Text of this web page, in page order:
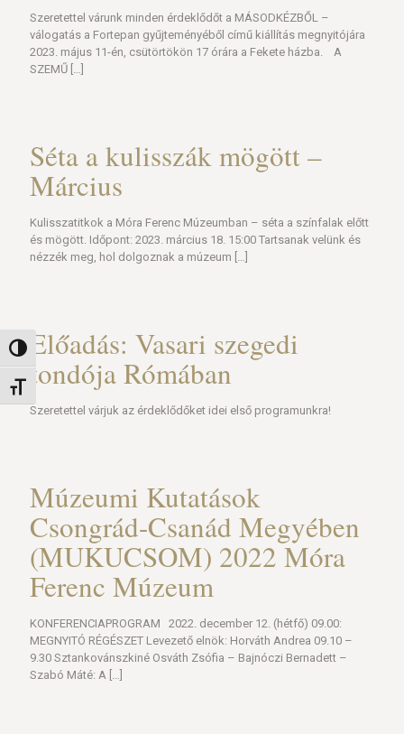
Nagy kontraszt váltása
Betűméret váltása
Szeretettel várunk minden érdeklődőt a MÁSODKÉZBŐL –
válogatás a Fortepan gyűjteményéből című kiállítás megnyitójára
2023. május 11-én, csütörtökön 17 órára a Fekete házba. A
SZEMŰ […]
Séta a kulisszák mögött –
Március
Kulisszatitkok a Móra Ferenc Múzeumban – séta a színfalak előtt
és mögött. Időpont: 2023. március 18. 15:00 Tartsanak velünk és
nézzék meg, hol dolgoznak a múzeum […]
Előadás: Vasari szegedi
tondója Rómában
Szeretettel várjuk az érdeklődőket idei első programunkra!
Múzeumi Kutatások
Csongrád-Csanád Megyében
(MUKUCSOM) 2022 Móra
Ferenc Múzeum
KONFERENCIAPROGRAM 2022. december 12. (hétfő) 09.00:
MEGNYITÓ RÉGÉSZET Levezető elnök: Horváth Andrea 09.10 –
9.30 Sztankovánszkiné Osváth Zsófia – Bajnóczi Bernadett –
Szabó Máté: A […]